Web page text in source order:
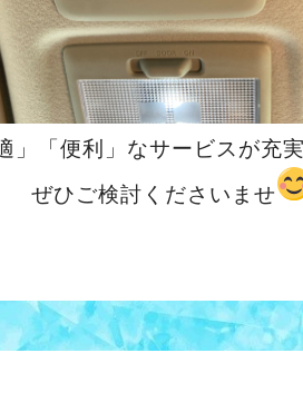
」「便利」なサービスが充
ぜひご検討くださいませ